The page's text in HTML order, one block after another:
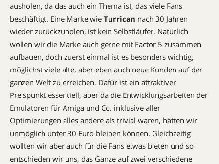
ausholen, da das auch ein Thema ist, das viele Fans
beschäftigt. Eine Marke wie Turrican nach 30 Jahren
wieder zurückzuholen, ist kein Selbstläufer. Natürlich
wollen wir die Marke auch gerne mit Factor 5 zusammen
aufbauen, doch zuerst einmal ist es besonders wichtig,
möglichst viele alte, aber eben auch neue Kunden auf der
ganzen Welt zu erreichen. Dafür ist ein attraktiver
Preispunkt essentiell, aber da die Entwicklungsarbeiten der
Emulatoren für Amiga und Co. inklusive aller
Optimierungen alles andere als trivial waren, hätten wir
unmöglich unter 30 Euro bleiben können. Gleichzeitig
wollten wir aber auch für die Fans etwas bieten und so
entschieden wir uns, das Ganze auf zwei verschiedene